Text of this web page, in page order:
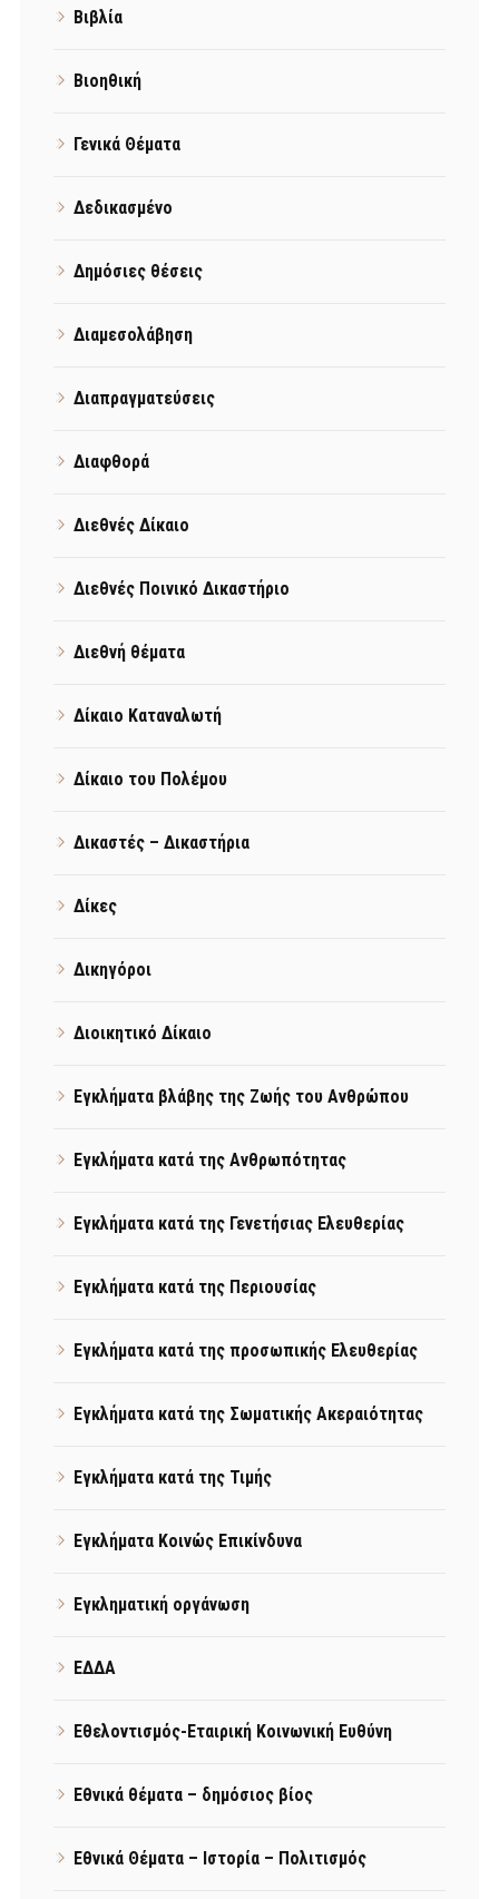
Βιβλία
Βιοηθική
Γενικά Θέματα
Δεδικασμένο
Δημόσιες θέσεις
Διαμεσολάβηση
Διαπραγματεύσεις
Διαφθορά
Διεθνές Δίκαιο
Διεθνές Ποινικό Δικαστήριο
Διεθνή θέματα
Δίκαιο Καταναλωτή
Δίκαιο του Πολέμου
Δικαστές – Δικαστήρια
Δίκες
Δικηγόροι
Διοικητικό Δίκαιο
Εγκλήματα βλάβης της Ζωής του Ανθρώπου
Εγκλήματα κατά της Ανθρωπότητας
Εγκλήματα κατά της Γενετήσιας Ελευθερίας
Εγκλήματα κατά της Περιουσίας
Εγκλήματα κατά της προσωπικής Ελευθερίας
Εγκλήματα κατά της Σωματικής Ακεραιότητας
Εγκλήματα κατά της Τιμής
Εγκλήματα Κοινώς Επικίνδυνα
Εγκληματική οργάνωση
ΕΔΔΑ
Εθελοντισμός-Εταιρική Κοινωνική Ευθύνη
Εθνικά θέματα – δημόσιος βίος
Εθνικά Θέματα – Ιστορία – Πολιτισμός